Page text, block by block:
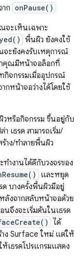
ก onPause()
จะเห็นเฉพาะ
พื้นผิว ยังคงใช้
จะยังคงรับเหตุการณ์
คุณมีหน้าจอล็อกที่
กิจกรรมเมื่ออุปกรณ์
หน้าจอว่างได้โดยใช้
วหรือกิจกรรม ขึ้นอยู่กับ
เธรด สามารถเริ่ม/
าง/ทำลายพื้นผิว
ทำงานได้ดีกับวงจรของ
และหยุด
ด บางครั้งพื้นผิวมีอยู่
ลังจากสลับหน้าจอด้วย
จึงจะเริ่มต้นในเธรด
ได้
าง Surface ใหม่ แต่ให้
เธรดโปรแกรมแสดง